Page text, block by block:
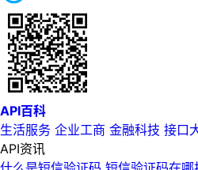
API百科
生活服务 企业工商 金融科技 接口
API资讯